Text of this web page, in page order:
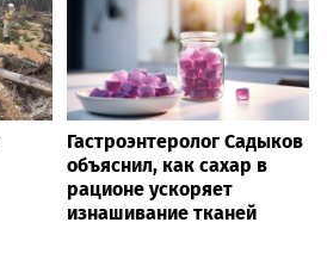
Гастроэнтеролог Садыков
объяснил, как сахар в
рационе ускоряет
изнашивание тканей